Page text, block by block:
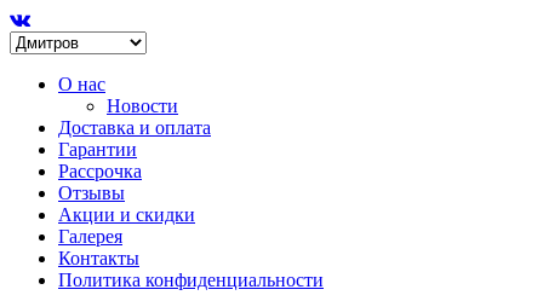
О нас
Новости
Доставка и оплата
Гарантии
Рассрочка
Отзывы
Акции и скидки
Галерея
Контакты
Политика конфиденциальности